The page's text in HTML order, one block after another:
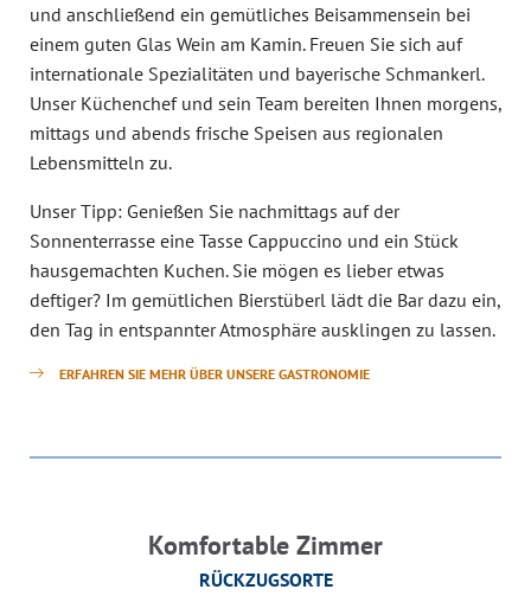
und anschließend ein gemütliches Beisammensein bei
einem guten Glas Wein am Kamin. Freuen Sie sich auf
internationale Spezialitäten und bayerische Schmankerl.
Unser Küchenchef und sein Team bereiten Ihnen morgens,
mittags und abends frische Speisen aus regionalen
Lebensmitteln zu.
Unser Tipp: Genießen Sie nachmittags auf der
Sonnenterrasse eine Tasse Cappuccino und ein Stück
hausgemachten Kuchen. Sie mögen es lieber etwas
deftiger? Im gemütlichen Bierstüberl lädt die Bar dazu ein,
den Tag in entspannter Atmosphäre ausklingen zu lassen.
ERFAHREN SIE MEHR ÜBER UNSERE GASTRONOMIE
Komfortable Zimmer
RÜCKZUGSORTE